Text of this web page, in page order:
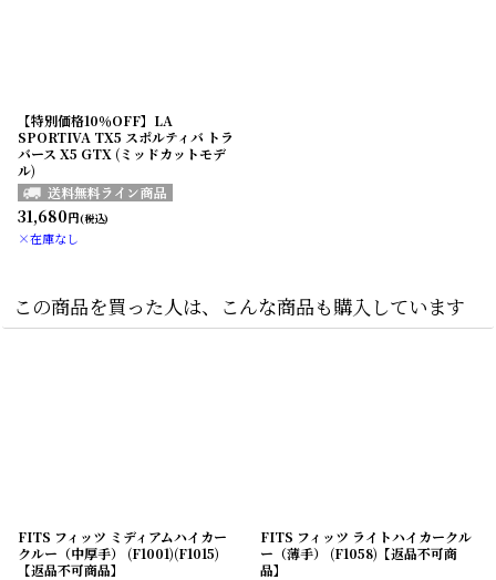
【特別価格10％OFF】LA
SPORTIVA TX5 スポルティバ トラ
バース X5 GTX (ミッドカットモデ
ル)
31,680円(税込)
×在庫なし
この商品を買った人は、こんな商品も購入しています
FITS フィッツ ミディアムハイカー
クルー（中厚手） (F1001)(F1015)
【返品不可商品】
FITS フィッツ ライトハイカークル
ー（薄手） (F1058)【返品不可商
品】